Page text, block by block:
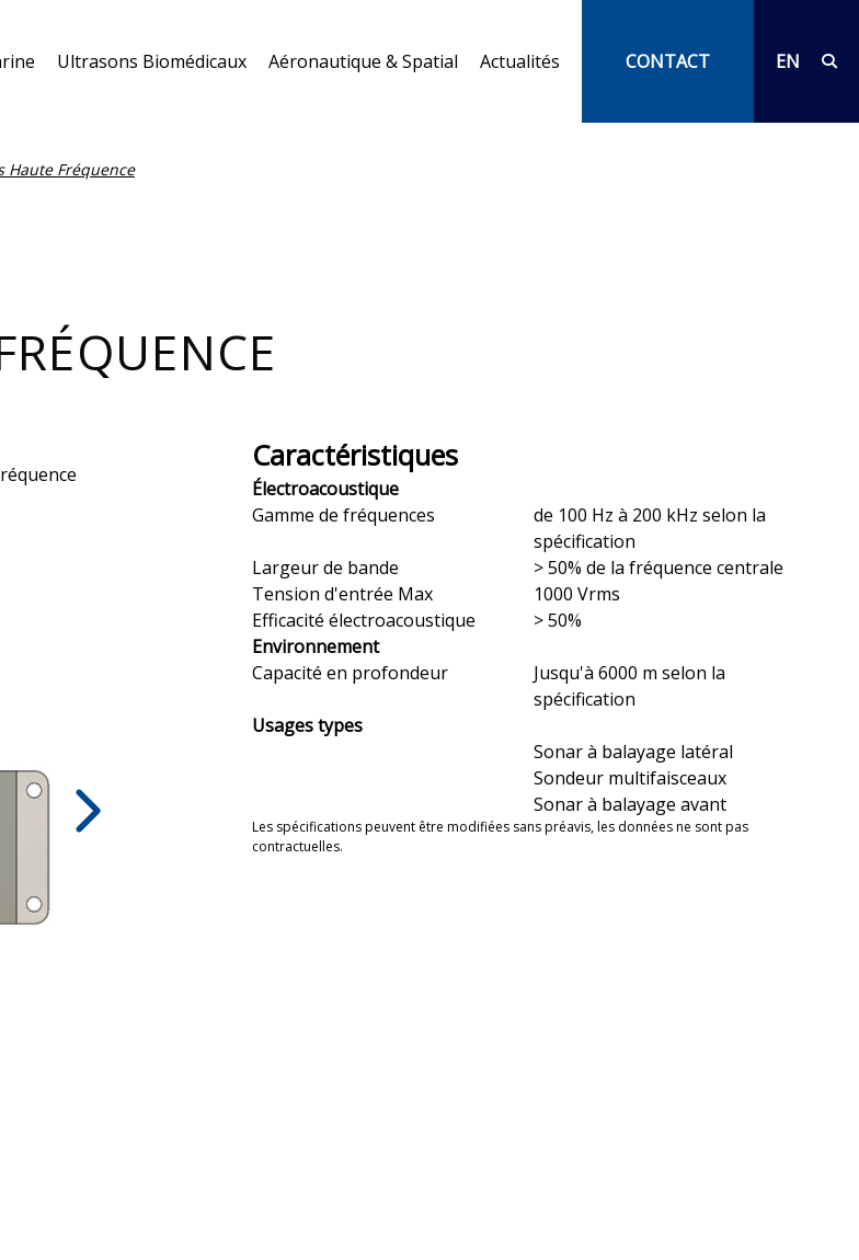
Ultrasons Biomédicaux Aéronautique & Spatial Actualités CONTACT EN
Haute Fréquence
Caractéristiques
Électroacoustique
Gamme de fréquences
de 100 Hz à 200 kHz selon la
spécification
Largeur de bande
> 50% de la fréquence centrale
Tension d'entrée Max
1000 Vrms
Efficacité électroacoustique
> 50%
Environnement
Capacité en profondeur
Jusqu'à 6000 m selon la
spécification
Usages types
Sonar à balayage latéral
Sondeur multifaisceaux
Sonar à balayage avant
Les spécifications peuvent être modifiées sans préavis, les données ne sont pas
contractuelles.